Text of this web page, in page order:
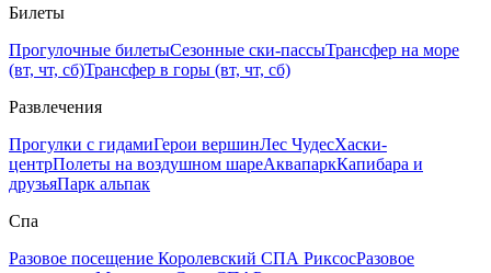
Билеты
Прогулочные билетыСезонные ски-пассыТрансфер на море
(вт, чт, сб)Трансфер в горы (вт, чт, сб)
Развлечения
Прогулки с гидамиГерои вершинЛес ЧудесХаски-
центрПолеты на воздушном шареАквапаркКапибара и
друзьяПарк альпак
Спа
Разовое посещение Королевский СПА РиксосРазовое